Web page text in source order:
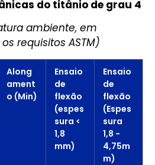
do titânio de grau 4
ambiente, em
requisitos ASTM)
Along
ament
o (Min)
Ensaio
de
flexão
(espes
sura <
1,8
mm)
Ensaio
de
flexão
(Espes
sura
1,8 -
4,75m
m)